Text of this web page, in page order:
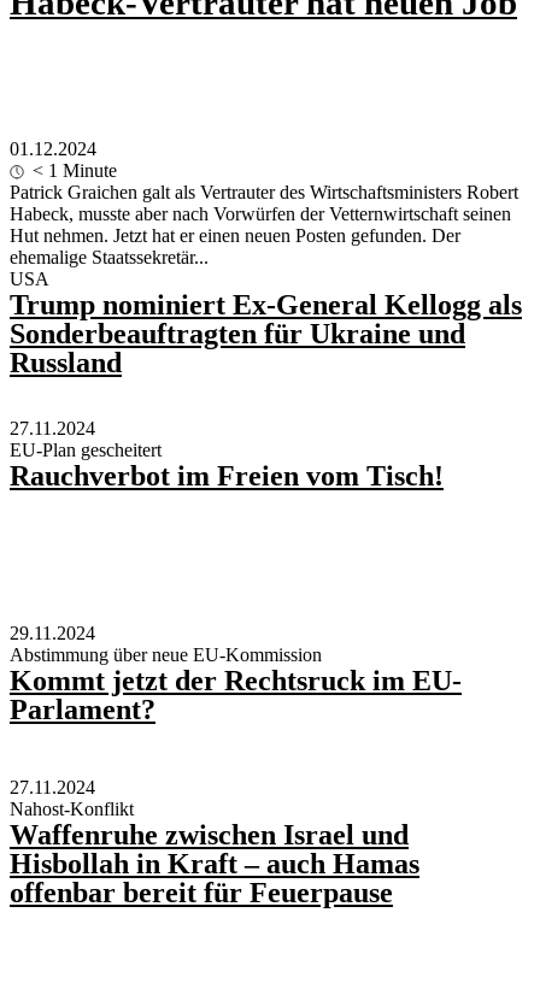
01.12.2024
< 1 Minute
Patrick Graichen galt als Vertrauter des Wirtschaftsministers Robert
Habeck, musste aber nach Vorwürfen der Vetternwirtschaft seinen
Hut nehmen. Jetzt hat er einen neuen Posten gefunden. Der
ehemalige Staatssekretär...
USA
Trump nominiert Ex-General Kellogg als
Sonderbeauftragten für Ukraine und
Russland
27.11.2024
EU-Plan gescheitert
Rauchverbot im Freien vom Tisch!
29.11.2024
Abstimmung über neue EU-Kommission
Kommt jetzt der Rechtsruck im EU-
Parlament?
27.11.2024
Nahost-Konflikt
Waffenruhe zwischen Israel und
Hisbollah in Kraft – auch Hamas
offenbar bereit für Feuerpause